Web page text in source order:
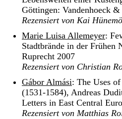
Göttingen: Vandenhoeck
Rezensiert von Kai
Marie Luisa Allemeyer:
Stadtbrände in der Frühen
Ruprecht 2007
Rezensiert von Christian
Gábor Almási: The Uses
(1531-1584), Andreas
Letters in East Central
Rezensiert von Matthias